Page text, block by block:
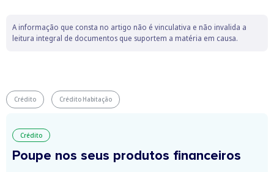
A informação que consta no artigo não é vinculativa e não invalida a
leitura integral de documentos que suportem a matéria em causa.
Crédito Crédito Habitação
Crédito
Poupe nos seus produtos financeiros